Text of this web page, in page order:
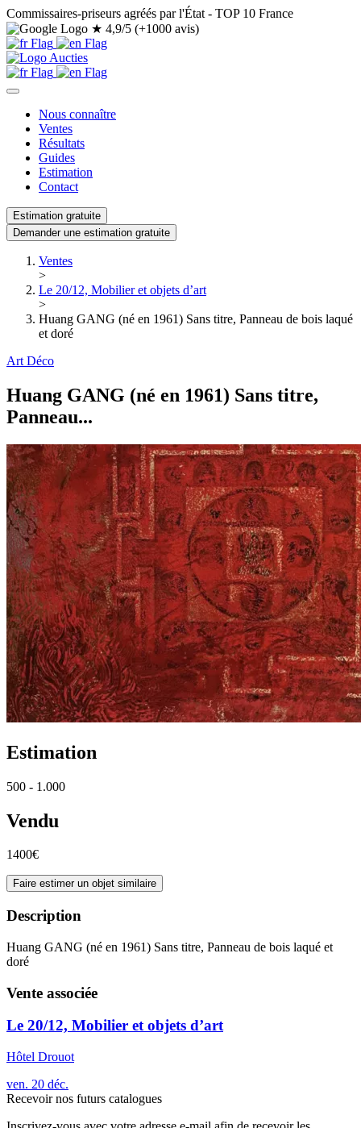
Commissaires-priseurs agréés par l'État - TOP 10 France
★ 4,9/5 (+1000 avis)
Nous connaître
Ventes
Résultats
Guides
Estimation
Contact
Estimation gratuite
Demander une estimation gratuite
Ventes
>
Le 20/12, Mobilier et objets d’art
>
Huang GANG (né en 1961) Sans titre, Panneau de bois laqué
et doré
Art Déco
Huang GANG (né en 1961) Sans titre,
Panneau...
Estimation
500 - 1.000
Vendu
1400€
Faire estimer un objet similaire
Description
Huang GANG (né en 1961) Sans titre, Panneau de bois laqué et
doré
Vente associée
Le 20/12, Mobilier et objets d’art
Hôtel Drouot
ven. 20 déc.
Recevoir nos futurs catalogues